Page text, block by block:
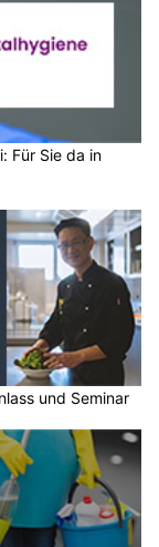
Für Sie da in
und Seminar